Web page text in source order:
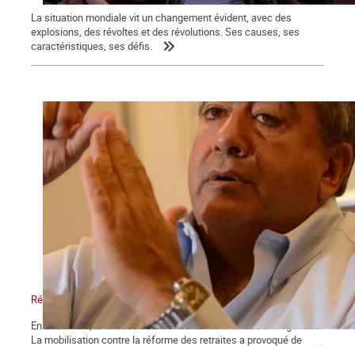
La situation mondiale vit un changement évident, avec des
explosions, des révoltes et des révolutions. Ses causes, ses
caractéristiques, ses défis.
Réforme des retraites en Argentine : le bras de fer
En décembre, la situation était extrêmement tendue en Argentine.
La mobilisation contre la réforme des retraites a provoqué de